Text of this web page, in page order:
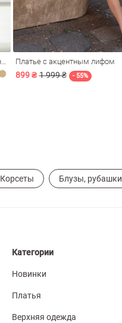
Платье с акцентным лифом
899 ₴ 1 999 ₴ - 55%
Корсеты Блузы, рубашки
Категории
Новинки
Платья
Верхняя одежда